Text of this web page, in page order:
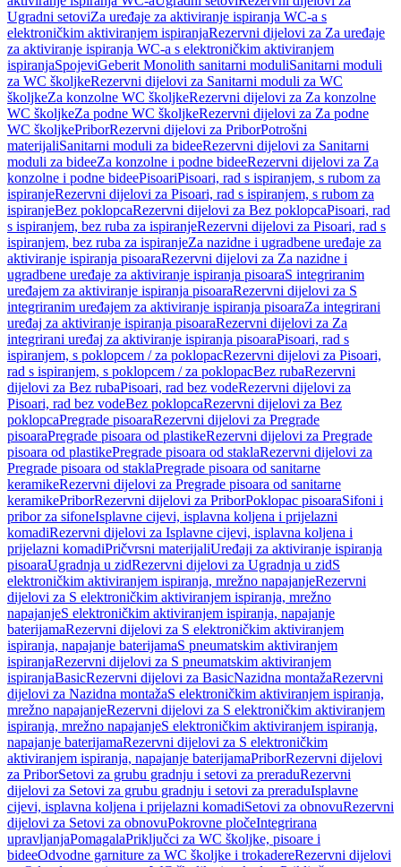
Ugradni setoviZa uređaje za aktiviranje ispiranja WC-a s
elektroničkim aktiviranjem ispiranjaRezervni dijelovi za Za uređaje
za aktiviranje ispiranja WC-a s elektroničkim aktiviranjem
ispiranjaSpojeviGeberit Monolith sanitarni moduliSanitarni moduli
za WC školjkeRezervni dijelovi za Sanitarni moduli za WC
školjkeZa konzolne WC školjkeRezervni dijelovi za Za konzolne
WC školjkeZa podne WC školjkeRezervni dijelovi za Za podne
WC školjkePriborRezervni dijelovi za PriborPotrošni
materijaliSanitarni moduli za bideeRezervni dijelovi za Sanitarni
moduli za bideeZa konzolne i podne bideeRezervni dijelovi za Za
konzolne i podne bideePisoariPisoari, rad s ispiranjem, s rubom za
ispiranjeRezervni dijelovi za Pisoari, rad s ispiranjem, s rubom za
ispiranjeBez poklopcaRezervni dijelovi za Bez poklopcaPisoari, rad
s ispiranjem, bez ruba za ispiranjeRezervni dijelovi za Pisoari, rad s
ispiranjem, bez ruba za ispiranjeZa nazidne i ugradbene uređaje za
aktiviranje ispiranja pisoaraRezervni dijelovi za Za nazidne i
ugradbene uređaje za aktiviranje ispiranja pisoaraS integriranim
uređajem za aktiviranje ispiranja pisoaraRezervni dijelovi za S
integriranim uređajem za aktiviranje ispiranja pisoaraZa integrirani
uređaj za aktiviranje ispiranja pisoaraRezervni dijelovi za Za
integrirani uređaj za aktiviranje ispiranja pisoaraPisoari, rad s
ispiranjem, s poklopcem / za poklopacRezervni dijelovi za Pisoari,
rad s ispiranjem, s poklopcem / za poklopacBez rubaRezervni
dijelovi za Bez rubaPisoari, rad bez vodeRezervni dijelovi za
Pisoari, rad bez vodeBez poklopcaRezervni dijelovi za Bez
poklopcaPregrade pisoaraRezervni dijelovi za Pregrade
pisoaraPregrade pisoara od plastikeRezervni dijelovi za Pregrade
pisoara od plastikePregrade pisoara od staklaRezervni dijelovi za
Pregrade pisoara od staklaPregrade pisoara od sanitarne
keramikeRezervni dijelovi za Pregrade pisoara od sanitarne
keramikePriborRezervni dijelovi za PriborPoklopac pisoaraSifoni i
pribor za sifoneIsplavne cijevi, isplavna koljena i prijelazni
komadiRezervni dijelovi za Isplavne cijevi, isplavna koljena i
prijelazni komadiPričvrsni materijaliUređaji za aktiviranje ispiranja
pisoaraUgradnja u zidRezervni dijelovi za Ugradnja u zidS
elektroničkim aktiviranjem ispiranja, mrežno napajanjeRezervni
dijelovi za S elektroničkim aktiviranjem ispiranja, mrežno
napajanjeS elektroničkim aktiviranjem ispiranja, napajanje
baterijamaRezervni dijelovi za S elektroničkim aktiviranjem
ispiranja, napajanje baterijamaS pneumatskim aktiviranjem
ispiranjaRezervni dijelovi za S pneumatskim aktiviranjem
ispiranjaBasicRezervni dijelovi za BasicNazidna montažaRezervni
dijelovi za Nazidna montažaS elektroničkim aktiviranjem ispiranja,
mrežno napajanjeRezervni dijelovi za S elektroničkim aktiviranjem
ispiranja, mrežno napajanjeS elektroničkim aktiviranjem ispiranja,
napajanje baterijamaRezervni dijelovi za S elektroničkim
aktiviranjem ispiranja, napajanje baterijamaPriborRezervni dijelovi
za PriborSetovi za grubu gradnju i setovi za preraduRezervni
dijelovi za Setovi za grubu gradnju i setovi za preraduIsplavne
cijevi, isplavna koljena i prijelazni komadiSetovi za obnovuRezervni
dijelovi za Setovi za obnovuPokrovne pločeIntegrirana
upravljanjaPomagalaPriključci za WC školjke, pisoare i
bideeOdvodne garniture za WC školjke i trokadereRezervni dijelovi